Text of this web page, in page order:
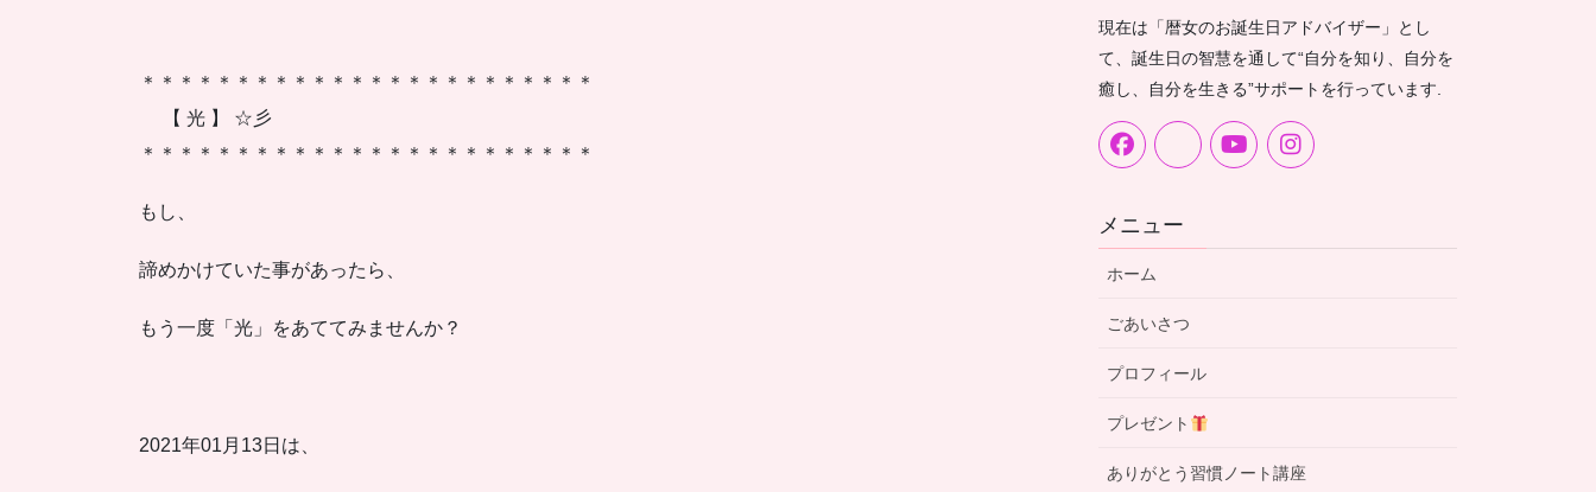
＊＊＊＊＊＊＊＊＊＊＊＊＊＊＊＊＊＊＊＊＊＊＊＊
【 光 】 ☆彡
＊＊＊＊＊＊＊＊＊＊＊＊＊＊＊＊＊＊＊＊＊＊＊＊
もし、
諦めかけていた事があったら、
もう一度「光」をあててみませんか？
2021年01月13日は、
現在は「暦女のお誕生日アドバイザー」とし
て、誕生日の智慧を通して“自分を知り、自分を
癒し、自分を生きる”サポートを行っています.
メニュー
ホーム
ごあいさつ
プロフィール
プレゼント
ありがとう習慣ノート講座